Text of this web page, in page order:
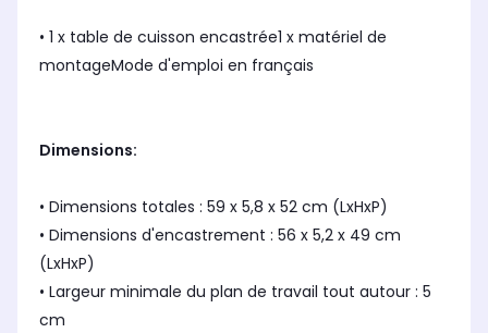
• 1 x table de cuisson encastrée1 x matériel de
montageMode d'emploi en français
Dimensions:
• Dimensions totales : 59 x 5,8 x 52 cm (LxHxP)
• Dimensions d'encastrement : 56 x 5,2 x 49 cm
(LxHxP)
• Largeur minimale du plan de travail tout autour : 5
cm